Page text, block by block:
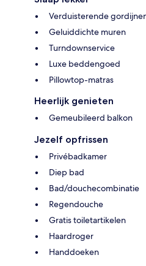
Verduisterende
Geluiddichte muren
Turndownservice
Luxe beddengoed
Pillowtop-matras
Heerlijk genieten
Gemeubileerd balkon
Jezelf opfrissen
Privébadkamer
Diep bad
Bad/douchecombinatie
Regendouche
Gratis toiletartikelen
Haardroger
Handdoeken